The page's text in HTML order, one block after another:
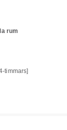
rum
timmars]